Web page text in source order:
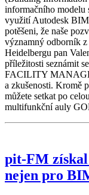
informačního modelu
využití Autodesk BIM
potěšeni, že naše
významný odborník z
Heidelbergu pan
příležitosti seznámit
FACILITY
a zkušenosti. Kromě
můžete setkat po
multifunkční auly
pit-FM
nejen pro